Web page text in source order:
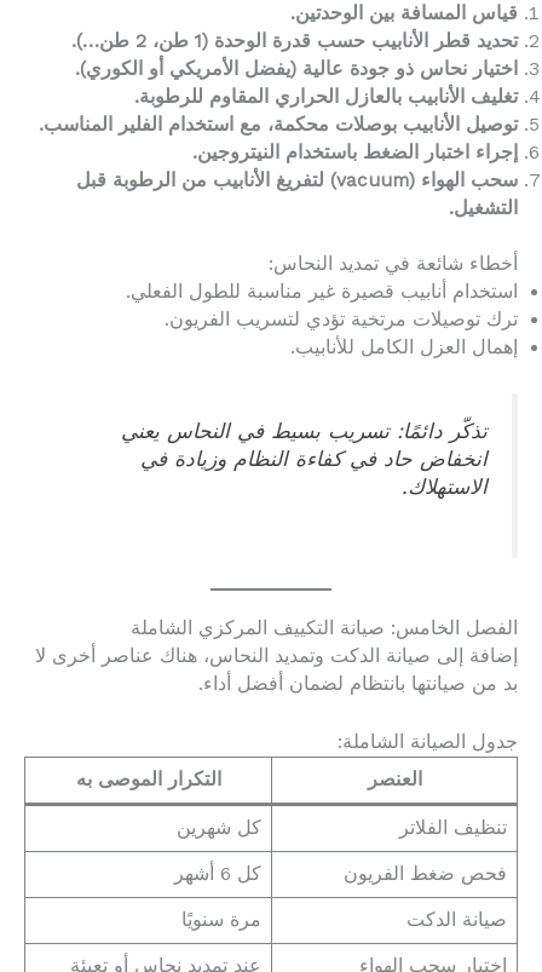
قياس المسافة بين الوحدتين.
تحديد قطر الأنابيب حسب قدرة الوحدة (1 طن، 2 طن…).
اختيار نحاس ذو جودة عالية (يفضل الأمريكي أو الكوري).
تغليف الأنابيب بالعازل الحراري المقاوم للرطوبة.
توصيل الأنابيب بوصلات محكمة، مع استخدام الفلير المناسب.
إجراء اختبار الضغط باستخدام النيتروجين.
سحب الهواء (vacuum) لتفريغ الأنابيب من الرطوبة قبل
التشغيل.
أخطاء شائعة في تمديد النحاس:
استخدام أنابيب قصيرة غير مناسبة للطول الفعلي.
ترك توصيلات مرتخية تؤدي لتسريب الفريون.
إهمال العزل الكامل للأنابيب.
تذكّر دائمًا: تسريب بسيط في النحاس يعني
انخفاض حاد في كفاءة النظام وزيادة في
الاستهلاك.
الفصل الخامس: صيانة التكييف المركزي الشاملة
إضافة إلى صيانة الدكت وتمديد النحاس، هناك عناصر أخرى لا
بد من صيانتها بانتظام لضمان أفضل أداء.
جدول الصيانة الشاملة:
العنصر
التكرار الموصى به
تنظيف الفلاتر كل شهرين
فحص ضغط الفريون كل 6 أشهر
صيانة الدكت مرة سنويًا
اختبار سحب الهواء
عند تمديد نحاس أو تعبئة